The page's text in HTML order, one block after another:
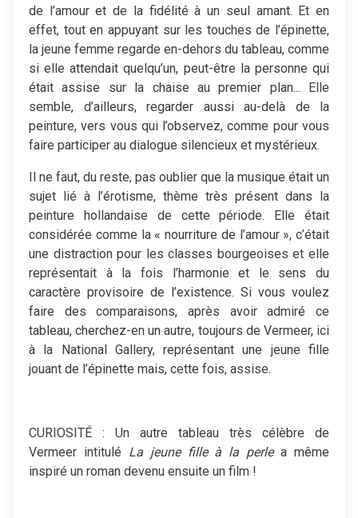
de l’amour et de la fidélité à un seul amant. Et en
effet, tout en appuyant sur les touches de l’épinette,
la jeune femme regarde en-dehors du tableau, comme
si elle attendait quelqu’un, peut-être la personne qui
était assise sur la chaise au premier plan... Elle
semble, d’ailleurs, regarder aussi au-delà de la
peinture, vers vous qui l’observez, comme pour vous
faire participer au dialogue silencieux et mystérieux.
Il ne faut, du reste, pas oublier que la musique était un
sujet lié à l’érotisme, thème très présent dans la
peinture hollandaise de cette période. Elle était
considérée comme la « nourriture de l’amour », c’était
une distraction pour les classes bourgeoises et elle
représentait à la fois l’harmonie et le sens du
caractère provisoire de l’existence. Si vous voulez
faire des comparaisons, après avoir admiré ce
tableau, cherchez-en un autre, toujours de Vermeer, ici
à la National Gallery, représentant une jeune fille
jouant de l’épinette mais, cette fois, assise.
CURIOSITÉ : Un autre tableau très célèbre de
Vermeer intitulé La jeune fille à la perlea même
inspiré un roman devenu ensuite un film !